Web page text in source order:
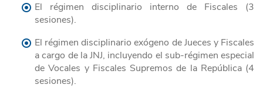
El régimen disciplinario interno de Fiscales (3
sesiones).
El régimen disciplinario exógeno de Jueces y Fiscales
a cargo de la JNJ, incluyendo el sub-régimen especial
de Vocales y Fiscales Supremos de la República (4
sesiones).